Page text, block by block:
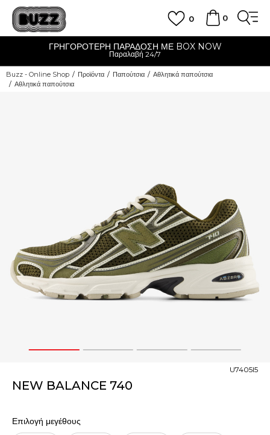
0
0
CLICK & COLLECT
Buzz - Online Shop Προϊόντα Παπούτσια
Αθλητικά παπούτσια
Αθλητικά παπούτσια
1 2 3 4
NEW BALANCE 740
U7405I5
Επιλογή μεγέθους